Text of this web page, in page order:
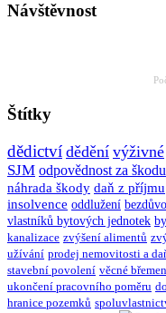
Návštěvnost
Štítky
dědictví dědění výživné
SJM odpovědnost za škodu
náhrada škody daň z příjmu
insolvence oddlužení
vlastníků bytových jednotek
kanalizace zvýšení alimentů
užívání prodej nemovitosti a
stavební povolení věcné
ukončení pracovního poměru
hranice pozemků